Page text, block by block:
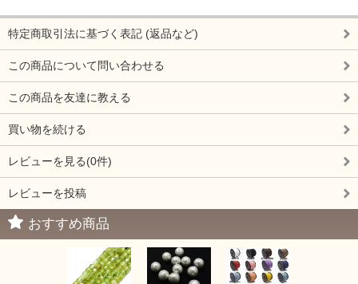
特定商取引法に基づく表記 (返品など)
この商品について問い合わせる
この商品を友達に教える
買い物を続ける
レビューを見る(0件)
レビューを投稿
おすすめ商品